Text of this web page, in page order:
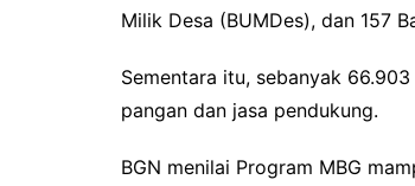
Milik Desa (BUMDes), dan 157
Sementara itu, sebanyak
pangan dan jasa pendukung.
BGN menilai Program MBG